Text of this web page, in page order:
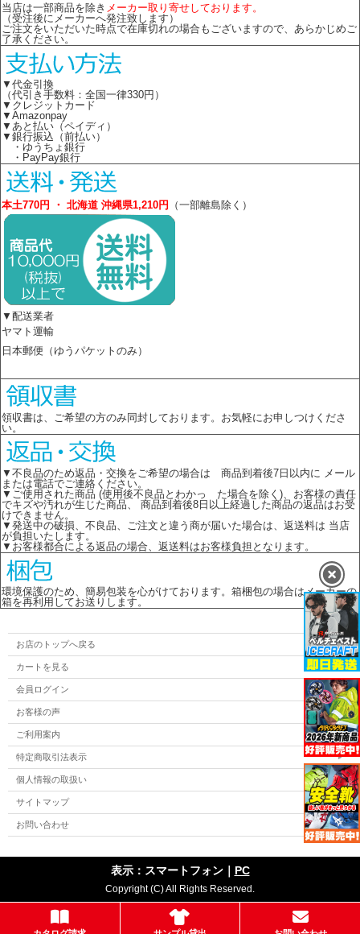
当店は一部商品を除き メーカー取り寄せしております。
（受注後にメーカーへ発注致します）
ご注文をいただいた時点で在庫切れの場合もございますので、あらかじめご
了承ください。
▼代金引換
（代引き手数料：全国一律330円）
▼クレジットカード
▼Amazonpay
▼あと払い（ペイディ）
▼銀行振込（前払い）
・ゆうちょ銀行
・PayPay銀行
本土770円 ・ 北海道 沖縄県1,210円 （一部離島除く）
▼配送業者
ヤマト運輸
日本郵便（ゆうパケットのみ）
領収書は、ご希望の方のみ同封しております。お気軽にお申しつけくださ
い。
▼不良品のため返品・交換をご希望の場合は 商品到着後7日以内に メール
または電話でご連絡ください。
▼ご使用された商品 (使用後不良品とわかっ た場合を除く)、お客様の責任
でキズや汚れが生じた商品、 商品到着後8日以上経過した商品の返品はお受
けできません。
▼発送中の破損、不良品、ご注文と違う商が届いた場合は、返送料は 当店
が負担いたします。
▼お客様都合による返品の場合、返送料はお客様負担となります。
環境保護のため、簡易包装を心がけております。箱梱包の場合はメーカーの
箱を再利用してお送りします。
お店のトップへ戻る
カートを見る
会員ログイン
お客様の声
ご利用案内
特定商取引法表示
個人情報の取扱い
サイトマップ
お問い合わせ
表示：スマートフォン｜ PC
Copyright (C) All Rights Reserved.